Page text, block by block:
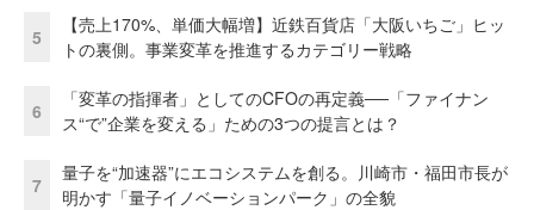
5
【売上170%、単価大幅増】近鉄百貨店「大阪いちご」ヒッ
トの裏側。事業変革を推進するカテゴリー戦略
6
「変革の指揮者」としてのCFOの再定義──「ファイナン
ス“で”企業を変える」ための3つの提言とは？
7
量子を“加速器”にエコシステムを創る。川崎市・福田市長が
明かす「量子イノベーションパーク」の全貌